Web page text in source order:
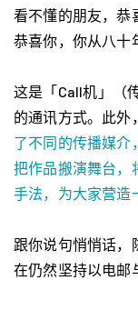
看不懂的朋友，恭
恭喜你，你从八十
这是「Call机」（
的通讯方式。此外，
了不同的传播媒介
把作品搬演舞台，
手法，为大家营造
跟你说句悄悄话，
在仍然坚持以电邮